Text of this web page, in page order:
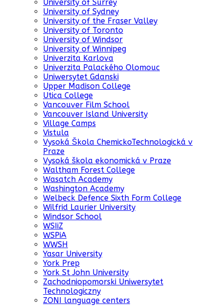
University of Surrey
University of Sydney
University of the Fraser Valley
University of Toronto
University of Windsor
University of Winnipeg
Univerzita Karlova
Univerzita Palackého Olomouc
Uniwersytet Gdanski
Upper Madison College
Utica College
Vancouver Film School
Vancouver Island University
Village Camps
Vistula
Vysoká Škola ChemickoTechnologická v
Praze
Vysoká škola ekonomická v Praze
Waltham Forest College
Wasatch Academy
Washington Academy
Welbeck Defence Sixth Form College
Wilfrid Laurier University
Windsor School
WSIiZ
WSPiA
WWSH
Yasar University
York Prep
York St John University
Zachodniopomorski Uniwersytet
Technologiczny
ZONI language centers